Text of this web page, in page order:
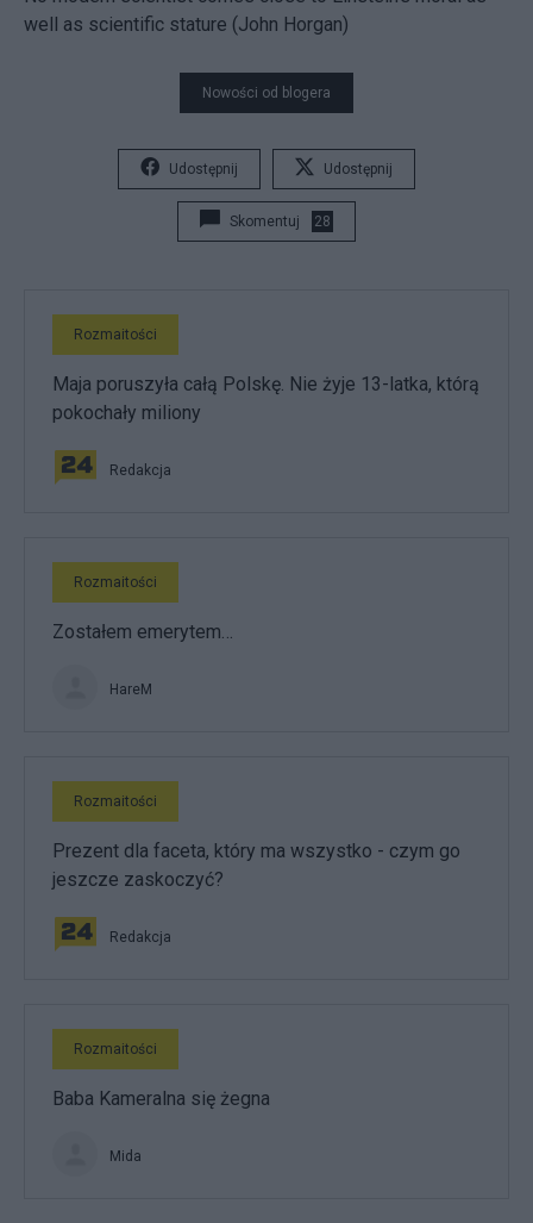
well as scientific stature (John Horgan)
Nowości od blogera
Udostępnij Udostępnij
Skomentuj 28
Rozmaitości
Maja poruszyła całą Polskę. Nie żyje 13-latka, którą
pokochały miliony
Redakcja
Rozmaitości
Zostałem emerytem…
HareM
Rozmaitości
Prezent dla faceta, który ma wszystko - czym go
jeszcze zaskoczyć?
Redakcja
Rozmaitości
Baba Kameralna się żegna
Mida